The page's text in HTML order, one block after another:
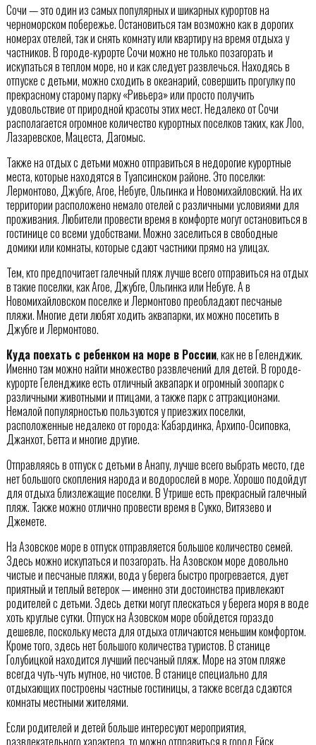
Сочи — это один из самых популярных и шикарных курортов на
черноморском побережье. Остановиться там возможно как в дорогих
номерах отелей, так и снять комнату или квартиру на время отдыха у
частников. В городе-курорте Сочи можно не только позагорать и
искупаться в теплом море, но и как следует развлечься. Находясь в
отпуске с детьми, можно сходить в океанарий, совершить прогулку по
прекрасному старому парку «Ривьера» или просто получить
удовольствие от природной красоты этих мест. Недалеко от Сочи
располагается огромное количество курортных поселков таких, как Лоо,
Лазаревское, Мацеста, Дагомыс.
Также на отдых с детьми можно отправиться в недорогие курортные
места, которые находятся в Туапсинском районе. Это поселки:
Лермонтово, Джубге, Агое, Небуге, Ольгинка и Новомихайловский. На их
территории расположено немало отелей с различными условиями для
проживания. Любители провести время в комфорте могут остановиться в
гостинице со всеми удобствами. Можно заселиться в свободные
домики или комнаты, которые сдают частники прямо на улицах.
Тем, кто предпочитает галечный пляж лучше всего отправиться на отдых
в такие поселки, как Агое, Джубге, Ольгинка или Небуге. А в
Новомихайловском поселке и Лермонтово преобладают песчаные
пляжи. Многие дети любят ходить аквапарки, их можно посетить в
Джубге и Лермонтово.
Куда поехать с ребенком на море в России, как не в Геленджик.
Именно там можно найти множество развлечений для детей. В городе-
курорте Геленджике есть отличный аквапарк и огромный зоопарк с
различными животными и птицами, а также парк с аттракционами.
Немалой популярностью пользуются у приезжих поселки,
расположенные недалеко от города: Кабардинка, Архипо-Осиповка,
Джанхот, Бетта и многие другие.
Отправляясь в отпуск с детьми в Анапу, лучше всего выбрать место, где
нет большого скопления народа и водорослей в море. Хорошо подойдут
для отдыха близлежащие поселки. В Утрише есть прекрасный галечный
пляж. Также можно отлично провести время в Сукко, Витязево и
Джемете.
На Азовское море в отпуск отправляется большое количество семей.
Здесь можно искупаться и позагорать. На Азовском море довольно
чистые и песчаные пляжи, вода у берега быстро прогревается, дует
приятный и теплый ветерок — именно эти достоинства привлекают
родителей с детьми. Здесь детки могут плескаться у берега моря в воде
хоть круглые сутки. Отпуск на Азовском море обойдется гораздо
дешевле, поскольку места для отдыха отличаются меньшим комфортом.
Кроме того, здесь нет большого количества туристов. В станице
Голубицкой находится лучший песчаный пляж. Море на этом пляже
всегда чуть-чуть мутное, но чистое. В станице специально для
отдыхающих построены частные гостиницы, а также всегда сдаются
комнаты местными жителями.
Если родителей и детей больше интересуют мероприятия,
развлекательного характера, то можно отправиться в город Ейск,